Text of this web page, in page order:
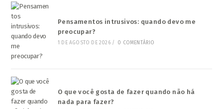
Pensamentos intrusivos: quando devo me
preocupar?
1 DE AGOSTO DE 2026 / 0 COMENTÁRIO
O que você gosta de fazer quando não há
nada para fazer?